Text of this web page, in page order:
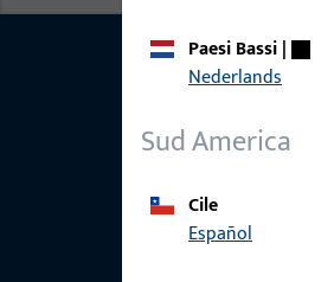
Paesi Bassi|
Nederlands
Sud America
Cile
Español